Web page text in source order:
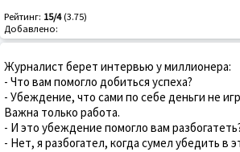
Рейтинг: 15/4(3.75)
Добавлено:
Журналист берет интервью у миллионера:
- Что вам помогло добиться успеха?
- Убеждение, что сами по себе деньги не
Важна только работа.
- И это убеждение помогло вам
- Нет, я разбогател, когда сумел убедить в